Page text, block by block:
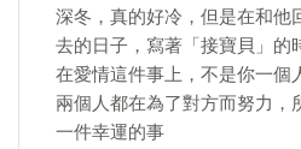
深冬，真的好冷，但是在和他
去的日子，寫著「接寶貝」的
在愛情這件事上，不是你一個
兩個人都在為了對方而努力，
一件幸運的事